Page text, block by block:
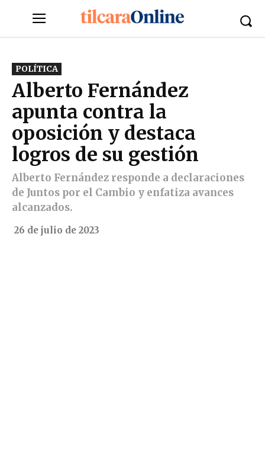
POLÍTICA
Alberto Fernández
apunta contra la
oposición y destaca
logros de su gestión
Alberto Fernández responde a declaraciones
de Juntos por el Cambio y enfatiza avances
alcanzados.
26 de julio de 2023